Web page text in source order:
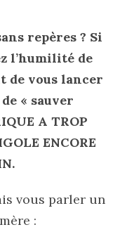
repères ? Si
l’humilité de
de vous lancer
« sauver
A TROP
ENCORE
vous parler un
: